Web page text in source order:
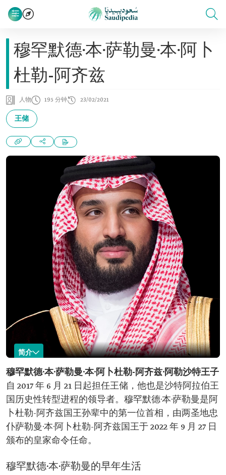
穆罕默德·本·萨勒曼·本·阿卜
杜勒-阿齐兹
人物 195 分钟 23/02/2021
王储
简介
穆罕默德·本·萨勒曼·本·阿卜杜勒-阿齐兹
姓名：
穆罕默德·本·萨勒曼·本·阿卜杜勒阿齐兹。
出生年份：
1985 年。
现任职务：
王储（自 2017 年起）。
沙特阿拉伯首相（自 2022 年起）。
政治与安全事务委员会主席。
公共投资基金董事会主席。
穆罕默德·本·萨勒曼·本·阿卜杜勒-阿齐兹·阿勒沙特王子
自 2017 年 6 月 21 日起担任王储，他也是沙特阿拉伯王
国历史性转型进程的领导者。穆罕默德·本·萨勒曼是阿
卜杜勒-阿齐兹国王孙辈中的第一位首相，由两圣地忠
仆萨勒曼·本·阿卜杜勒-阿齐兹国王于 2022 年 9 月 27 日
颁布的皇家命令任命。
穆罕默德·本·萨勒曼的早年生活